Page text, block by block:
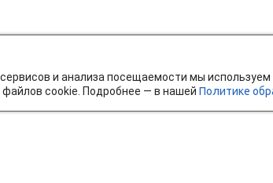
и анализа посещаемости мы
cookie. Подробнее — в нашей Политике